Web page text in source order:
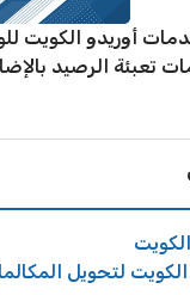
أوريدو الكويت
تعبئة الرصيد
لتحويل